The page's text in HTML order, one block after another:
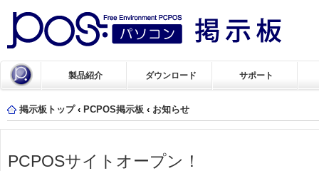
製品紹介 ダウンロード サポート
掲示板トップ ‹ PCPOS掲示板 ‹ お知らせ
PCPOSサイトオープン！